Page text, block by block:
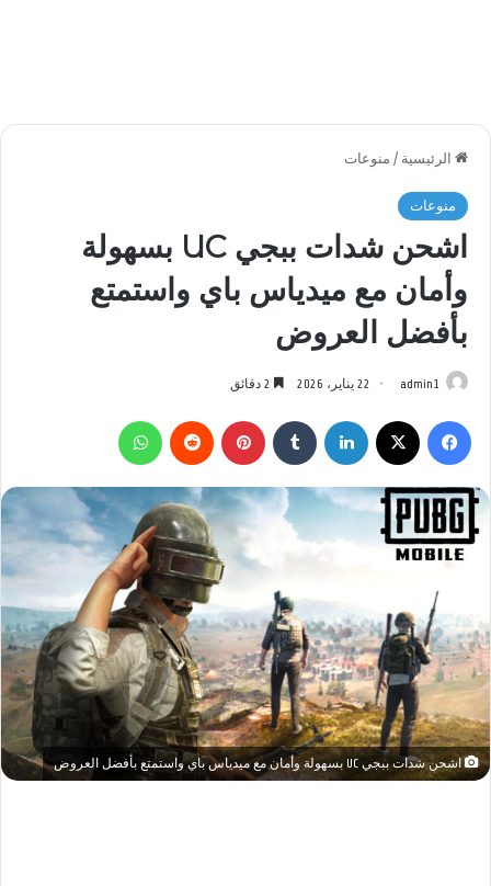
الرئيسية / منوعات
منوعات
اشحن شدات ببجي UC بسهولة
وأمان مع ميدياس باي واستمتع
بأفضل العروض
admin1 22 يناير، 2026
فيسبوك لينكدإن بينتيريست
اشحن شدات ببجي UC بسهولة وأمان مع ميدياس باي واستمتع بأفضل العروض